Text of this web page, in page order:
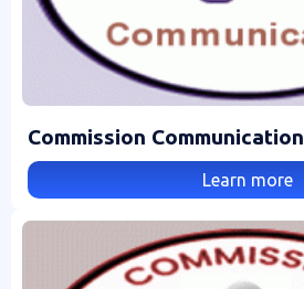
Commission Communication
Learn more